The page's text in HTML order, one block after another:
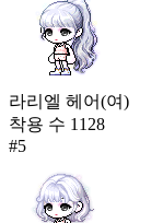
라리엘 헤어(여)
착용 수 1128
#5